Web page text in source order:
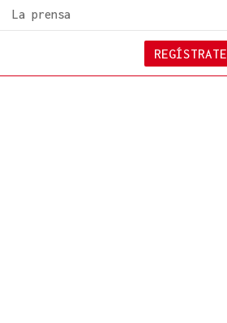
La prensa
REGÍSTRATE